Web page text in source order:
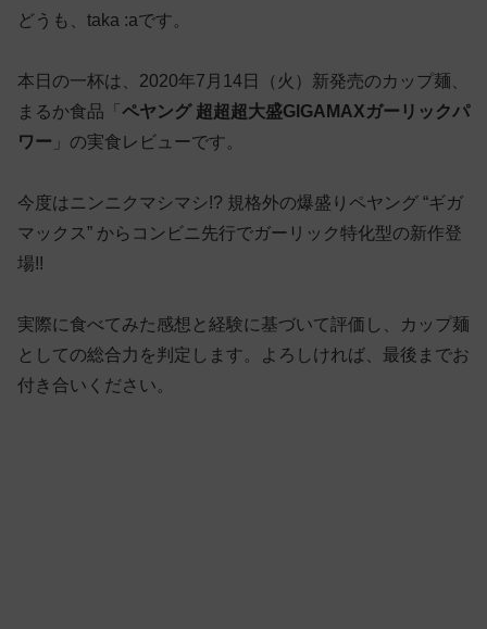
どうも、taka :aです。
本日の一杯は、2020年7月14日（火）新発売のカップ麺、
まるか食品「 ペヤング 超超超大盛GIGAMAXガーリックパ
ワー 」の実食レビューです。
今度はニンニクマシマシ!? 規格外の爆盛りペヤング “ギガ
マックス” からコンビニ先行でガーリック特化型の新作登
場!!
実際に食べてみた感想と経験に基づいて評価し、カップ麺
としての総合力を判定します。よろしければ、最後までお
付き合いください。